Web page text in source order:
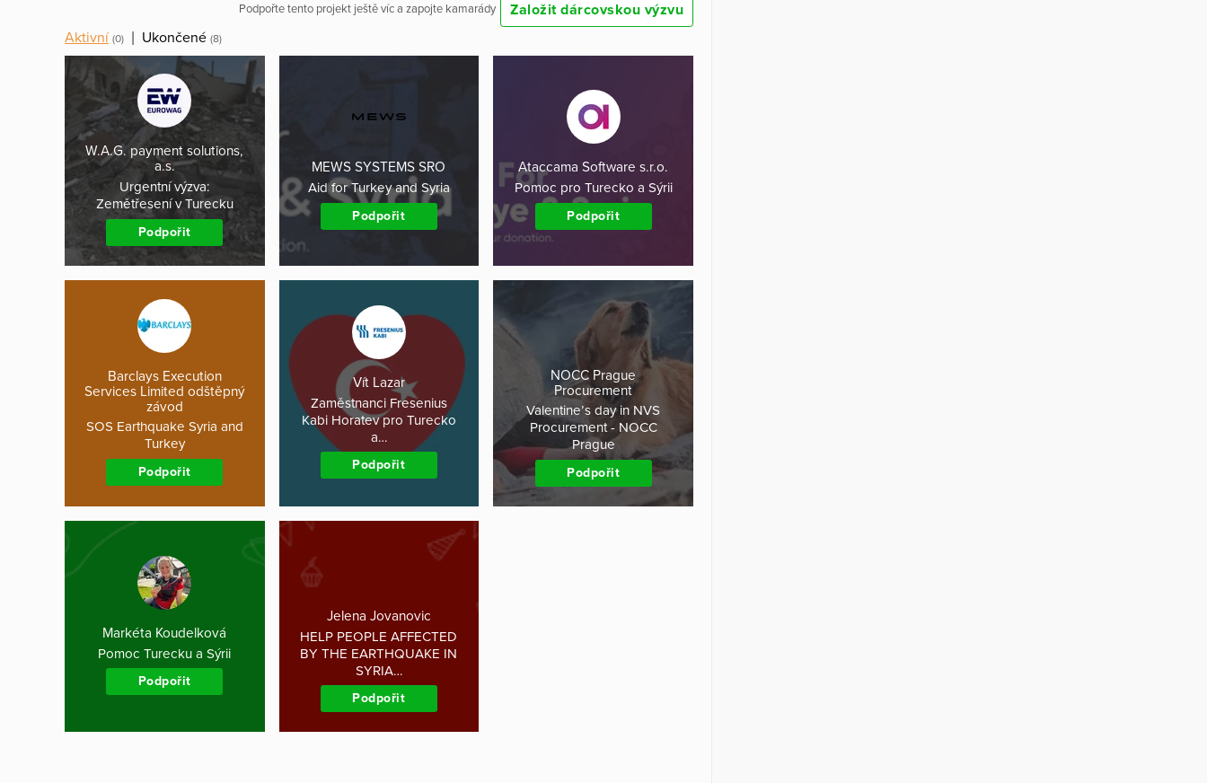
Podpořte tento projekt ještě víc a zapojte kamarády
Založit dárcovskou výzvu
Aktivní (0) Ukončené (8)
W.A.G. payment solutions,
a.s.
Urgentní výzva:
Zemětřesení v Turecku
Podpořit
MEWS SYSTEMS SRO
Aid for Turkey and Syria
Podpořit
Ataccama Software s.r.o.
Pomoc pro Turecko a Sýrii
Podpořit
Barclays Execution
Services Limited odštěpný
závod
SOS Earthquake Syria and
Turkey
Podpořit
Vít Lazar
Zaměstnanci Fresenius
Kabi Horatev pro Turecko
a…
Podpořit
NOCC Prague
Procurement
Valentine’s day in NVS
Procurement - NOCC
Prague
Podpořit
Markéta Koudelková
Pomoc Turecku a Sýrii
Podpořit
Jelena Jovanovic
HELP PEOPLE AFFECTED
BY THE EARTHQUAKE IN
SYRIA…
Podpořit